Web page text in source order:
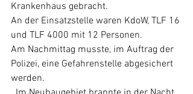
Krankenhaus gebracht.
An der Einsatzstelle waren KdoW, TLF 16
und TLF 4000 mit 12 Personen.
Am Nachmittag musste, im Auftrag der
Polizei, eine Gefahrenstelle abgesichert
werden.